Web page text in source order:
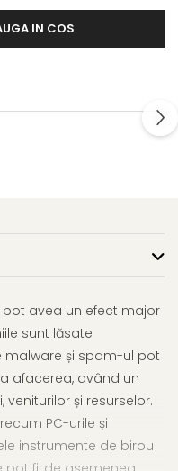
IN COS
avea un efect major
sunt lăsate
malware și spam-ul pot
afacerea, având un
și resurselor.
PC-urile și
instrumente de birou